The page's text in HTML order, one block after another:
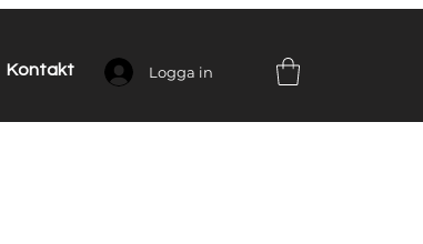
Kontakt Logga in